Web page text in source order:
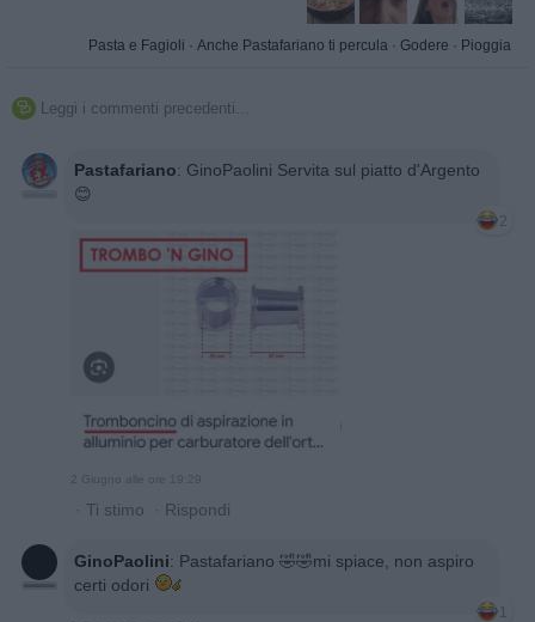
Pasta e Fagioli · Anche Pastafariano ti percula · Godere · Pioggia
 Leggi i commenti precedenti...
Pastafariano: GinoPaolini Servita sul piatto d'Argento
😊
2
2 Giugno alle ore 19:29
· Ti stimo · Rispondi
GinoPaolini: Pastafariano 🤣🤣mi spiace, non aspiro
certi odori
1